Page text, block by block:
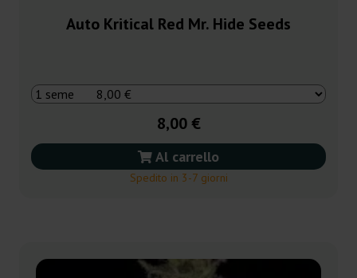
Auto Kritical Red Mr. Hide Seeds
8,00 €
Al carrello
Spedito in 3-7 giorni